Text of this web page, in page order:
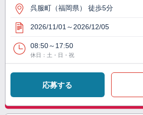
呉服町（福岡県） 徒歩5分
2026/11/01～2026/12/05
08:50～17:50
休日：土・日・祝
応募する